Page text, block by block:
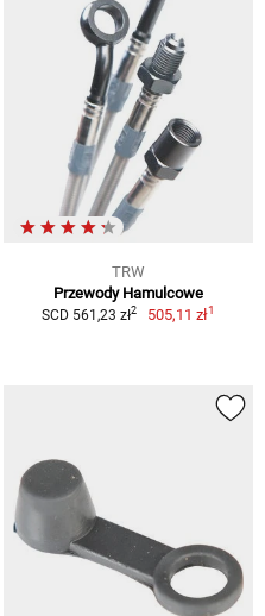
TRW
Przewody Hamulcowe
SCD 561,23 zł2 505,11 zł1